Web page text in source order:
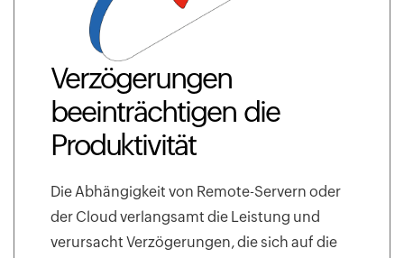
Verzögerungen
beeinträchtigen die
Produktivität
Die Abhängigkeit von Remote-Servern oder
der Cloud verlangsamt die Leistung und
verursacht Verzögerungen, die sich auf die